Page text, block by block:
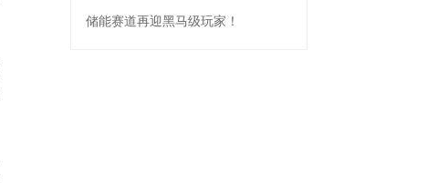
储能赛道再迎黑马级玩家！